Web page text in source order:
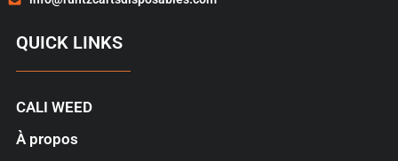
QUICK LINKS
CALI WEED
À propos